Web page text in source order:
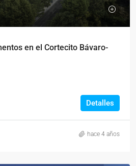
en el Cortecito Bávaro-
Detalles
hace 4 años